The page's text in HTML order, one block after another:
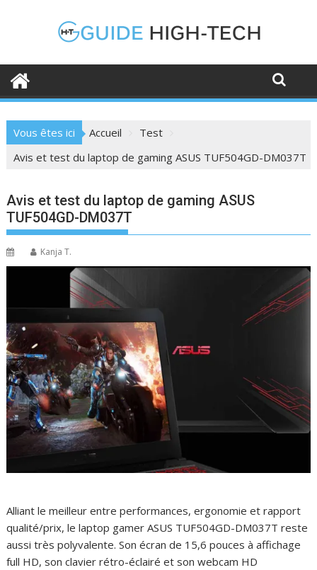
Vous êtes ici Accueil
Test
Avis et test du laptop de gaming ASUS TUF504GD-DM037T
Avis et test du laptop de gaming ASUS
TUF504GD-DM037T
Kanja T.
Alliant le meilleur entre performances, ergonomie et rapport
qualité/prix, le laptop gamer ASUS TUF504GD-DM037T reste
aussi très polyvalente. Son écran de 15,6 pouces à affichage
full HD, son clavier rétro-éclairé et son webcam HD